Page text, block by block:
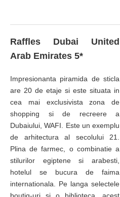
Raffles Dubai United
Arab Emirates 5*
Impresionanta piramida de sticla
are 20 de etaje si este situata in
cea mai exclusivista zona de
shopping si de recreere a
Dubaiului, WAFI. Este un exemplu
de arhitectura al secolului 21.
Plina de farmec, o combinatie a
stilurilor egiptene si arabesti,
hotelul se bucura de faima
internationala. Pe langa selectele